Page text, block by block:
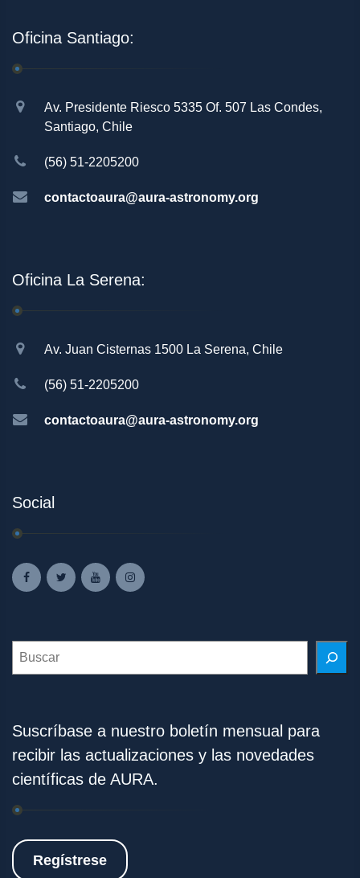
Oficina Santiago:
Av. Presidente Riesco 5335 Of. 507 Las Condes,
Santiago, Chile
(56) 51-2205200
contactoaura@aura-astronomy.org
Oficina La Serena:
Av. Juan Cisternas 1500 La Serena, Chile
(56) 51-2205200
contactoaura@aura-astronomy.org
Social
Search
Suscríbase a nuestro boletín mensual para
recibir las actualizaciones y las novedades
científicas de AURA.
Regístrese